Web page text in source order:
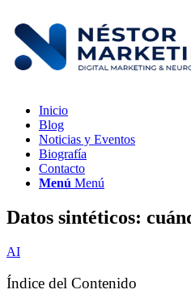
Inicio
Blog
Noticias y Eventos
Biografía
Contacto
Menú Menú
Datos sintéticos:
AI
Índice del Contenido